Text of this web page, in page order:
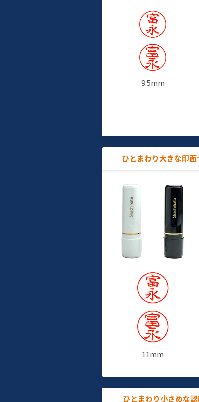
9.5mm
ひとまわり大きな印
11mm
ひとまわり小さめな